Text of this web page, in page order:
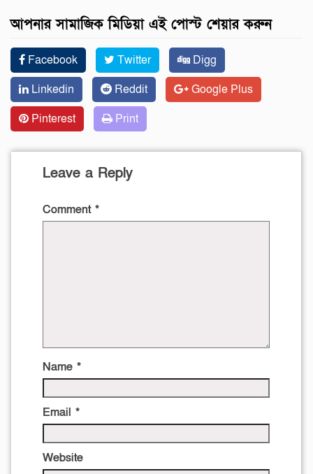
আপনার সামাজিক মিডিয়া এই পোস্ট শেয়ার করুন
Facebook Twitter
Digg
Linkedin
Reddit
Google Plus
Pinterest
Print
Leave a Reply
Comment *
Name *
Email *
Website